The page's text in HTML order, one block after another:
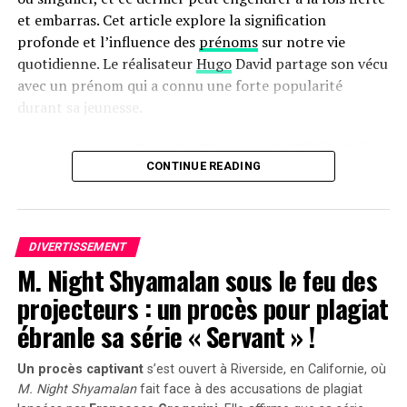
Tragédie dans les cieux : 3 membres du groupe gospel
The Nelons perdent la vie dans un crash aérien
Les données des applications peuvent-elles relier le
sommeil et les maladies chroniques ? Un modèle d’IA
pour mieux gérer le diabète
et embarras. Cet article explore la signification
profonde et l’influence des prénomssur notre vie
quotidienne. Le réalisateurHugoDavid partage son vécu
avec un prénom qui a connu une forte popularité
durant sa jeunesse.
une Naissance Sous le Signe de la Célébrité
Hugo David est né en 2000 àTours, une époque où le
prénom Hugo était en plein essor. Ses parents, Caroline
Enzo, également très en vogue à cette période. « Je
pense que mes parents ont opté pour un prénom parmi
les plus répandus en France plutôt qu’en hommage à
Victor Hugo », confie-t-il.
Une Enfance Entourée d’Autres « Hugo »
Dès son plus jeune âge, Hugo se retrouve entouré
CONTINUE READING
DIVERTISSEMENT
M. Night Shyamalan sous le feu des
projecteurs : un procès pour plagiat
ébranle sa série « Servant » !
Un procès captivants’est ouvert à Riverside, en Californie, où
M. Night Shyamalanfait face à des accusations de plagiat